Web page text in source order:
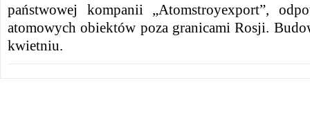
państwowej kompanii „Atomstroyexport”,
atomowych obiektów poza granicami Rosji.
kwietniu.